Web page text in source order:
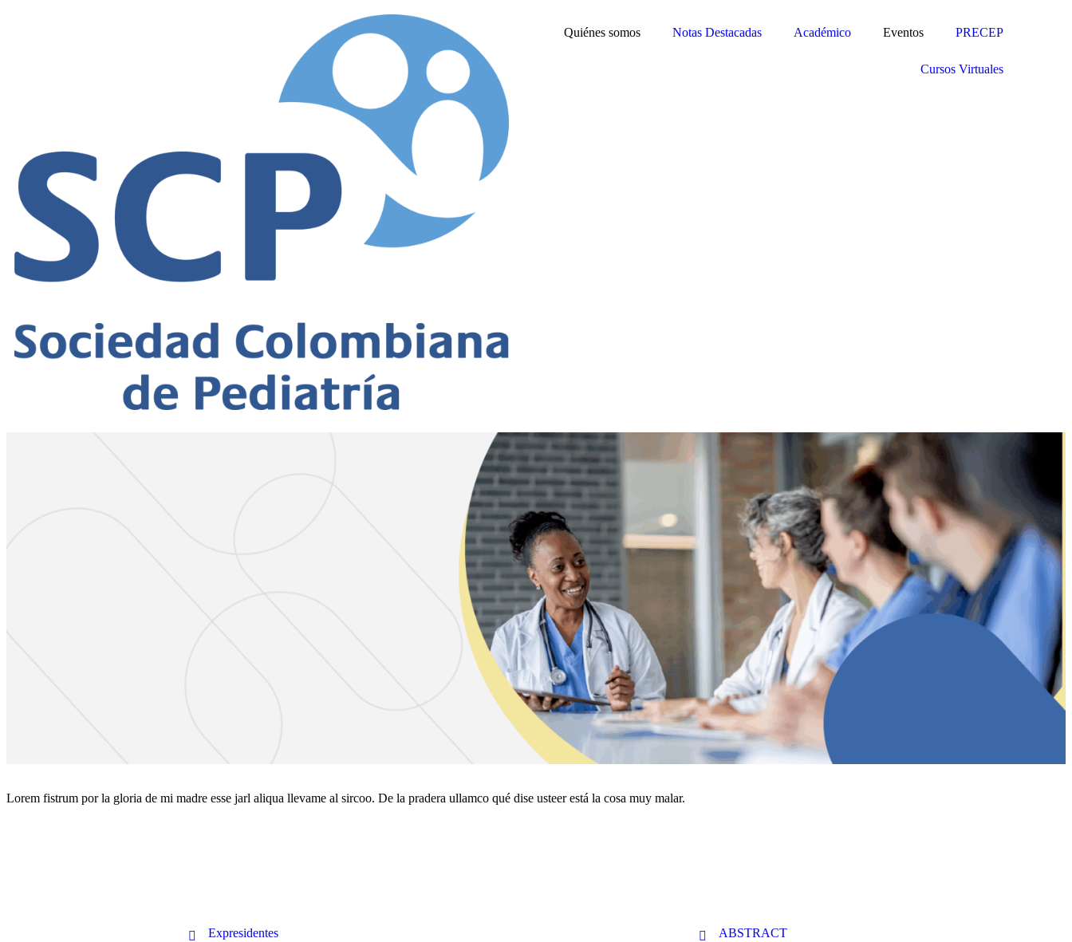
Quiénes somos Notas Destacadas Académico Eventos PRECEP
Cursos Virtuales
Lorem fistrum por la gloria de mi madre esse jarl aliqua llevame al sircoo. De la pradera ullamco qué dise usteer está la cosa muy malar.
Expresidentes
ABSTRACT